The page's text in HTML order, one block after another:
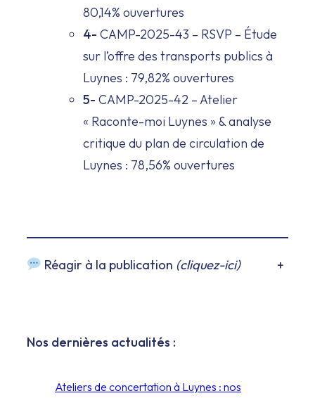
80,14% ouvertures
4- CAMP-2025-43 – RSVP – Étude
sur l’offre des transports publics à
Luynes : 79,82% ouvertures
5- CAMP-2025-42 – Atelier
« Raconte-moi Luynes » & analyse
critique du plan de circulation de
Luynes : 78,56% ouvertures
Réagir à la publication (cliquez-ici) +
Nos dernières actualités :
Ateliers de concertation à Luynes : nos